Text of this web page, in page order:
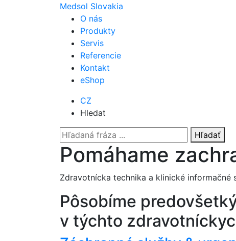
Medsol Slovakia
O nás
Produkty
Servis
Referencie
Kontakt
eShop
CZ
Hledat
Hľadať
Pomáhame
Zdravotnícka technika a klinické informačné
Pôsobíme
v týchto